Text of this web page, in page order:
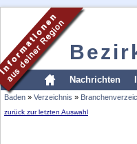
Nachrichten
Baden » Verzeichnis »
zurück zur letzten Auswahl